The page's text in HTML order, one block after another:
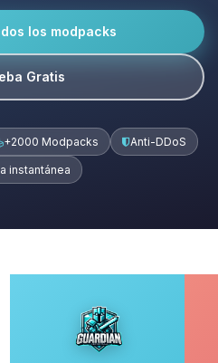
los modpacks
Gratis
+2000 Modpacks Anti-DDoS
instantánea